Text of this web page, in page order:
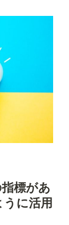
標があ
に活用